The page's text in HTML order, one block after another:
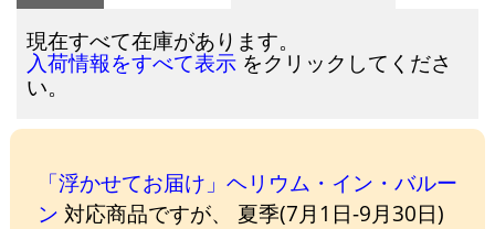
現在すべて在庫があります。
入荷情報をすべて表示 をクリックしてくださ
い。
「浮かせてお届け」ヘリウム・イン・バルー
ン 対応商品ですが、 夏季(7月1日-9月30日)